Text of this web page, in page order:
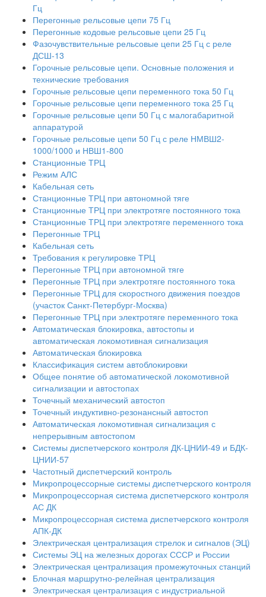
Гц
Перегонные рельсовые цепи 75 Гц
Перегонные кодовые рельсовые цепи 25 Гц
Фазочувствительные рельсовые цепи 25 Гц с реле
ДСШ-13
Горочные рельсовые цепи. Основные положения и
технические требования
Горочные рельсовые цепи переменного тока 50 Гц
Горочные рельсовые цепи переменного тока 25 Гц
Горочные рельсовые цепи 50 Гц с малогабаритной
аппаратурой
Горочные рельсовые цепи 50 Гц с реле НМВШ2-
1000/1000 и НВШ1-800
Станционные ТРЦ
Режим АЛС
Кабельная сеть
Станционные ТРЦ при автономной тяге
Станционные ТРЦ при электротяге постоянного тока
Станционные ТРЦ при электротяге переменного тока
Перегонные ТРЦ
Кабельная сеть
Требования к регулировке ТРЦ
Перегонные ТРЦ при автономной тяге
Перегонные ТРЦ при электротяге постоянного тока
Перегонные ТРЦ для скоростного движения поездов
(участок Санкт-Петербург-Москва)
Перегонные ТРЦ при электротяге переменного тока
Автоматическая блокировка, автостопы и
автоматическая локомотивная сигнализация
Автоматическая блокировка
Классификация систем автоблокировки
Общее понятие об автоматической локомотивной
сигнализации и автостопах
Точечный механический автостоп
Точечный индуктивно-резонансный автостоп
Автоматическая локомотивная сигнализация с
непрерывным автостопом
Системы диспетчерского контроля ДК-ЦНИИ-49 и БДК-
ЦНИИ-57
Частотный диспетчерский контроль
Микропроцессорные системы диспетчерского контроля
Микропроцессорная система диспетчерского контроля
АС ДК
Микропроцессорная система диспетчерского контроля
АПК-ДК
Электрическая централизация стрелок и сигналов (ЭЦ)
Системы ЭЦ на железных дорогах СССР и России
Электрическая централизация промежуточных станций
Блочная маршрутно-релейная централизация
Электрическая централизация с индустриальной